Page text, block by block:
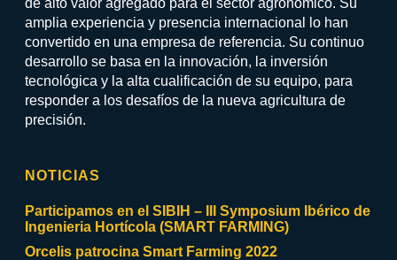
amplia experiencia y presencia internacional lo han
convertido en una empresa de referencia. Su continuo
desarrollo se basa en la innovación, la inversión
tecnológica y la alta cualificación de su equipo, para
responder a los desafíos de la nueva agricultura de
precisión.
NOTICIAS
Participamos en el SIBIH – III Symposium Ibérico de
Ingenieria Hortícola (SMART FARMING)
Orcelis patrocina Smart Farming 2022